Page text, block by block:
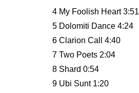
4 My Foolish Heart 3:51
5 Dolomiti Dance 4:24
6 Clarion Call 4:40
7 Two Poets 2:04
8 Shard 0:54
9 Ubi Sunt 1:20